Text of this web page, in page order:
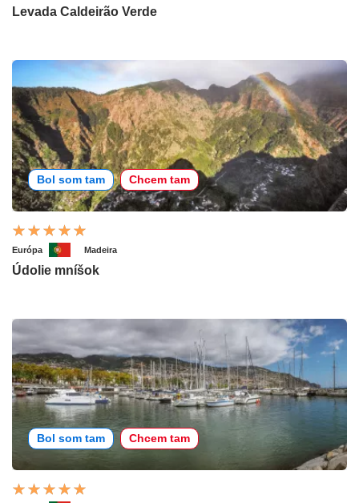
Levada Caldeirão Verde
Bol som tam Chcem tam
Európa Madeira
Údolie mníšok
Bol som tam Chcem tam